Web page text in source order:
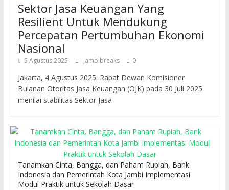
Sektor Jasa Keuangan Yang
Resilient Untuk Mendukung
Percepatan Pertumbuhan Ekonomi
Nasional
5 Agustus 2025 Jambibreaks 0
Jakarta, 4 Agustus 2025. Rapat Dewan Komisioner
Bulanan Otoritas Jasa Keuangan (OJK) pada 30 Juli 2025
menilai stabilitas Sektor Jasa
Tanamkan Cinta, Bangga, dan Paham Rupiah, Bank
Indonesia dan Pemerintah Kota Jambi Implementasi
Modul Praktik untuk Sekolah Dasar